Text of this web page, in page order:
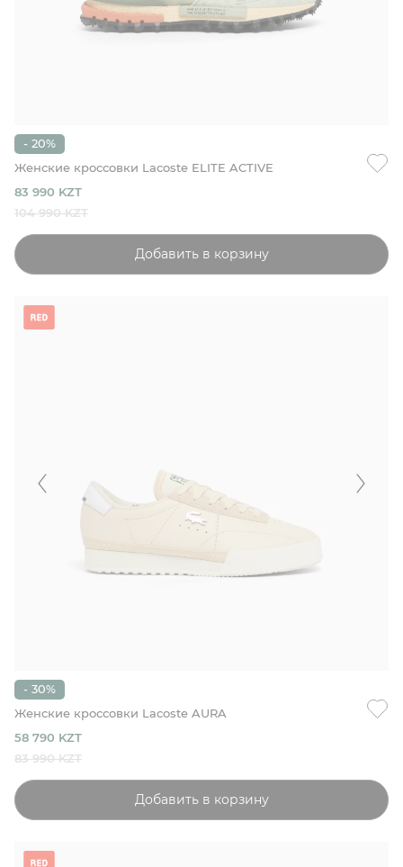
- 20%
Женские кроссовки Lacoste ELITE ACTIVE
83 990 KZT
104 990 KZT
Добавить в корзину
- 30%
Женские кроссовки Lacoste AURA
58 790 KZT
83 990 KZT
Добавить в корзину